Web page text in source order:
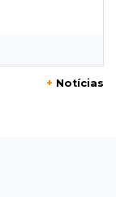
techs
comércio
+ Notícias